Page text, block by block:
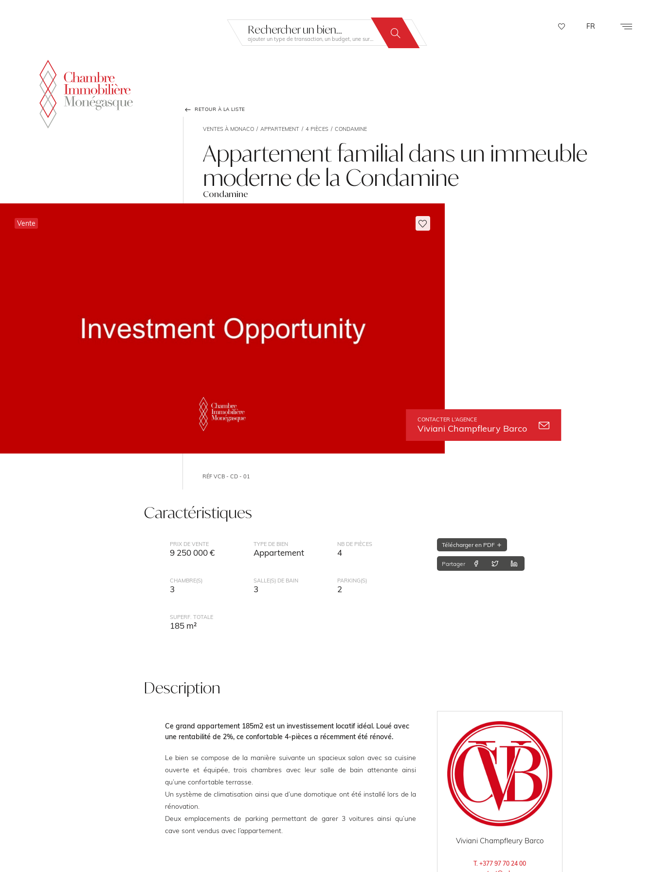
FR
Rechercher un bien...
RETOUR À LA LISTE
VENTES À MONACO APPARTEMENT 4 PIÈCES CONDAMINE
Appartement familial dans un immeuble
moderne de la Condamine
Condamine
CONTACTER L'AGENCE
Viviani Champfleury Barco
Vente
RÉF VCB - CD - 01
Caractéristiques
PRIX DE VENTE
9 250 000 €
TYPE DE BIEN
Appartement
NB DE PIÈCES
4
CHAMBRE(S)
3
SALLE(S) DE BAIN
3
PARKING(S)
2
SUPERF. TOTALE
185 m²
Télécharger en PDF
Partager
Description
Ce grand appartement 185m2 est un investissement locatif idéal. Loué avec
une rentabilité de 2%, ce confortable 4-pièces a récemment été rénové.
Le bien se compose de la manière suivante un spacieux salon avec sa cuisine
ouverte et équipée, trois chambres avec leur salle de bain attenante ainsi
qu’une confortable terrasse.
Un système de climatisation ainsi que d’une domotique ont été installé lors de la
rénovation.
Deux emplacements de parking permettant de garer 3 voitures ainsi qu’une
cave sont vendus avec l’appartement.
Viviani Champfleury Barco
T. +377 97 70 24 00